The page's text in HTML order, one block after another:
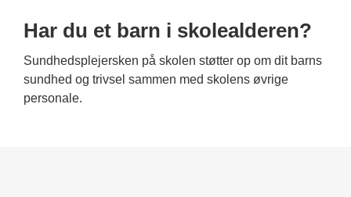
Har du et barn i skolealderen?
Sundhedsplejersken på skolen støtter op om dit barns
sundhed og trivsel sammen med skolens øvrige
personale.